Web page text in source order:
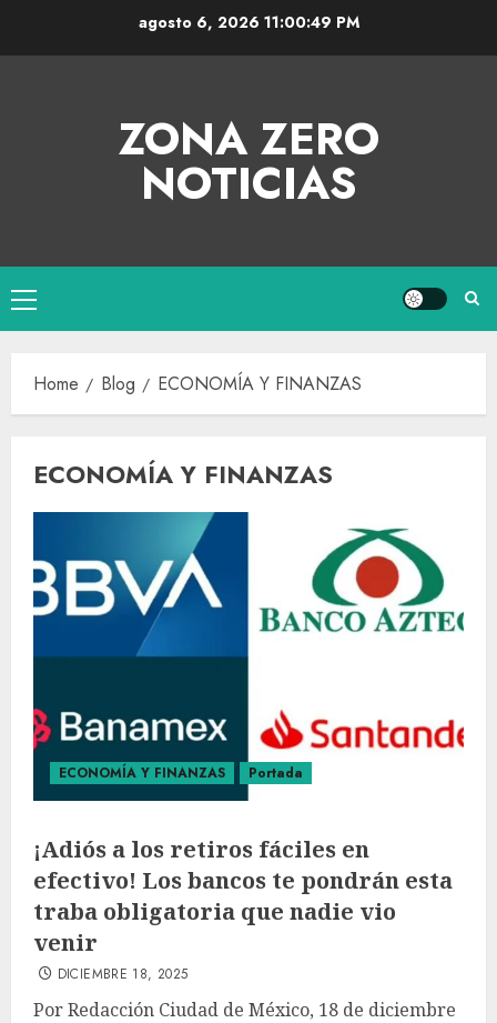
agosto 6, 2026 11:00:50 PM
ZONA ZERO
NOTICIAS
Home Blog ECONOMÍA Y FINANZAS
ECONOMÍA Y FINANZAS
ECONOMÍA Y FINANZAS Portada
¡Adiós a los retiros fáciles en
efectivo! Los bancos te pondrán esta
traba obligatoria que nadie vio
venir
DICIEMBRE 18, 2025
Por Redacción Ciudad de México, 18 de diciembre